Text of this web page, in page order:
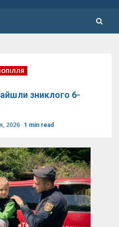
зниклого 6-
2026 1 min read